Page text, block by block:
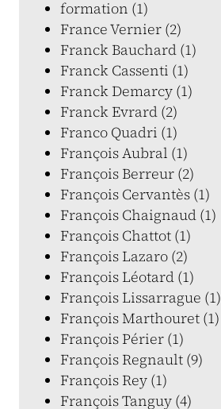
formation (1)
France Vernier (2)
Franck Bauchard (1)
Franck Cassenti (1)
Franck Demarcy (1)
Franck Evrard (2)
Franco Quadri (1)
François Aubral (1)
François Berreur (2)
François Cervantès (1)
François Chaignaud (1)
François Chattot (1)
François Lazaro (2)
François Léotard (1)
François Lissarrague (1)
François Marthouret (1)
François Périer (1)
François Regnault (9)
François Rey (1)
François Tanguy (4)